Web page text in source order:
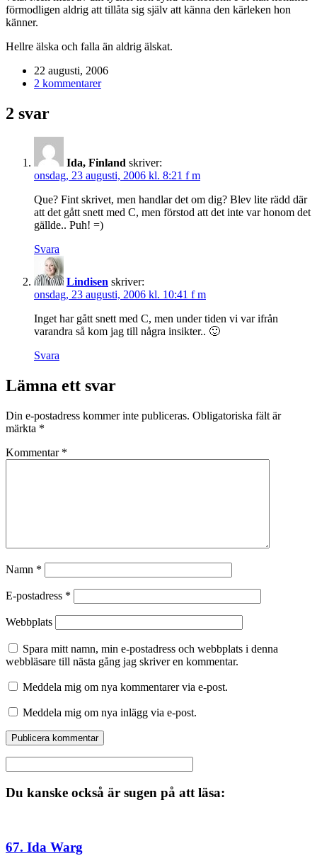
förmodligen aldrig att tillåta sig själv att känna den kärleken hon
känner.
Hellre älska och falla än aldrig älskat.
22 augusti, 2006
2 kommentarer
2 svar
Ida, Finland skriver:
onsdag, 23 augusti, 2006 kl. 8:21 f m
Que? Fint skrivet, men handlar det om dig? Blev lite rädd där
att det gått snett med C, men förstod att det inte var honom det
gällde.. Puh! =)
Svara
Lindisen skriver:
onsdag, 23 augusti, 2006 kl. 10:41 f m
Inget har gått snett med C, men under tiden vi var ifrån
varandra så kom jag till några insikter.. 🙂
Svara
Lämna ett svar
Din e-postadress kommer inte publiceras. Obligatoriska fält är
märkta *
Kommentar *
Namn *
E-postadress *
Webbplats
Spara mitt namn, min e-postadress och webbplats i denna
webbläsare till nästa gång jag skriver en kommentar.
Meddela mig om nya kommentarer via e-post.
Meddela mig om nya inlägg via e-post.
Du kanske också är sugen på att läsa:
67. Ida Warg